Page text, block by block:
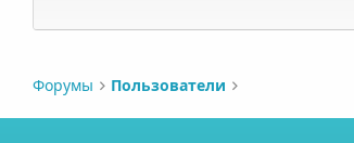
Форумы Пользователи